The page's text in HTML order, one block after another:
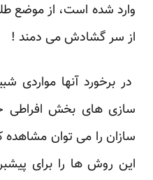
وارد شده است، از موضع
از سر گشادش می دمند !
در برخورد آنها مواردی
سازی های بخش افراطی
سازان را می توان مشاهده
این روش ها را برای